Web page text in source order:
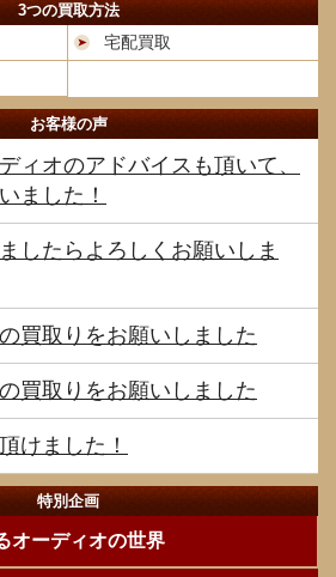
3つの買取方法
宅配買取
お客様の声
ィオのアドバイスも頂いて、
ました！
したらよろしくお願いしま
買取りをお願いしました
買取りをお願いしました
けました！
特別企画
オーディオの世界